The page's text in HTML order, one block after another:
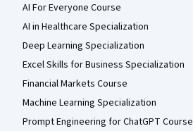
AI For Everyone Course
AI in Healthcare Specialization
Deep Learning Specialization
Excel Skills for Business Specialization
Financial Markets Course
Machine Learning Specialization
Prompt Engineering for ChatGPT Course